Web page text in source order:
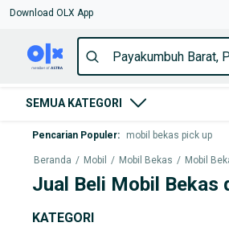
Download OLX App
SEMUA KATEGORI
Pencarian Populer: mobil bekas pick up
Beranda / Mobil / Mobil Bekas / Mobil
Jual Beli Mobil Bekas
KATEGORI